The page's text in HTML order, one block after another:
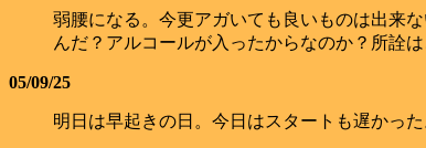
弱腰になる。今更アガいても良いものは出来
んだ？アルコールが入ったからなのか？所詮
05/09/25
明日は早起きの日。今日はスタートも遅かっ